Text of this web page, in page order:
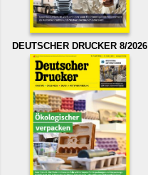
DEUTSCHER DRUCKER 8/2026